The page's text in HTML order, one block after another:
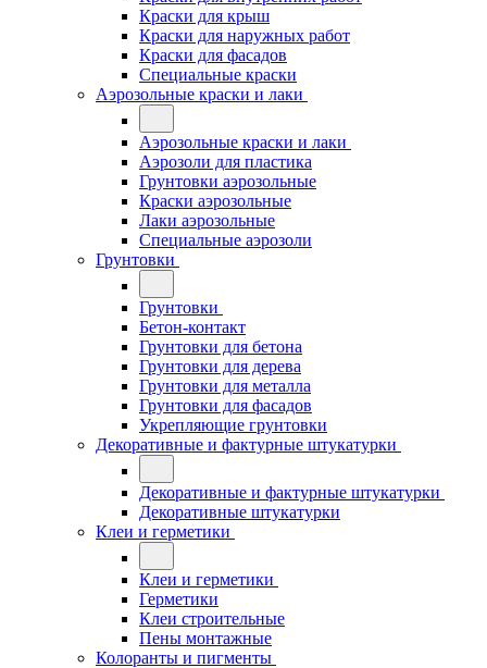
Краски для крыш
Краски для наружных работ
Краски для фасадов
Специальные краски
Аэрозольные краски и лаки
Аэрозольные краски и лаки
Аэрозоли для пластика
Грунтовки аэрозольные
Краски аэрозольные
Лаки аэрозольные
Специальные аэрозоли
Грунтовки
Грунтовки
Бетон-контакт
Грунтовки для бетона
Грунтовки для дерева
Грунтовки для металла
Грунтовки для фасадов
Укрепляющие грунтовки
Декоративные и фактурные штукатурки
Декоративные и фактурные штукатурки
Декоративные штукатурки
Клеи и герметики
Клеи и герметики
Герметики
Клеи строительные
Пены монтажные
Колоранты и пигменты